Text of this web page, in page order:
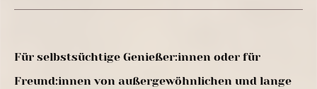
Für selbstsüchtige Genießer:innen oder für
Freund:innen von außergewöhnlichen und lange